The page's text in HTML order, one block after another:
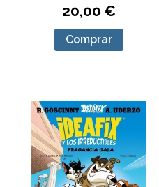
20,00 €
Comprar